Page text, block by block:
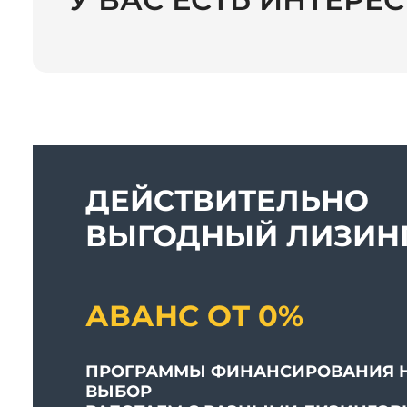
ДЕЙСТВИТЕЛЬНО
ВЫГОДНЫЙ
АВАНС ОТ 0%
ПРОГРАММЫ ФИНАНСИРОВАНИЯ
ВЫБОР